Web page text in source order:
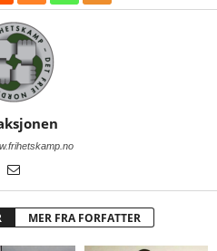
MER FRA FORFATTER